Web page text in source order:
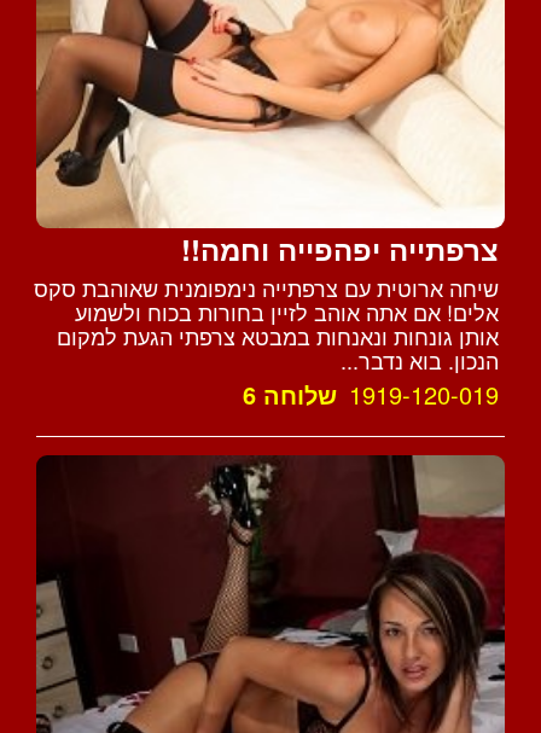
צרפתייה יפהפייה וחמה!!
שיחה ארוטית עם צרפתייה נימפומנית שאוהבת סקס
אלים! אם אתה אוהב לזיין בחורות בכוח ולשמוע
אותן גונחות ונאנחות במבטא צרפתי הגעת למקום
הנכון. בוא נדבר...
1919-120-019 שלוחה 6